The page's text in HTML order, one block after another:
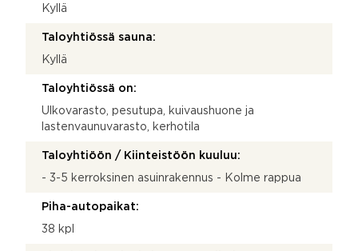
Kyllä
Taloyhtiössä sauna:
Kyllä
Taloyhtiössä on:
Ulkovarasto, pesutupa, kuivaushuone ja
lastenvaunuvarasto, kerhotila
Taloyhtiöön / Kiinteistöön kuuluu:
- 3-5 kerroksinen asuinrakennus - Kolme rappua
Piha-autopaikat:
38 kpl